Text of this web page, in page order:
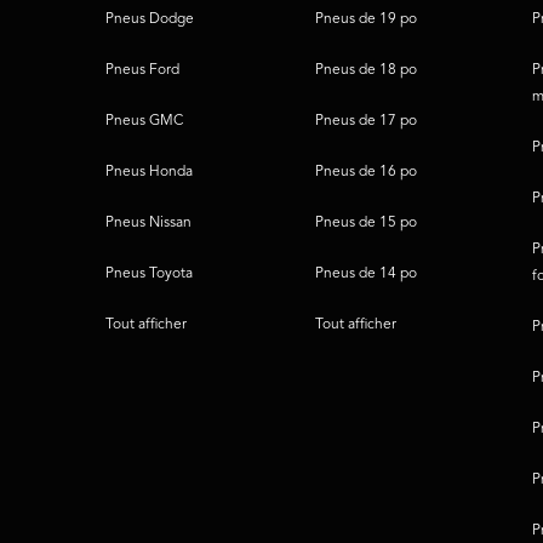
Pneus Dodge
Pneus Ford
Pneus GMC
Pneus Honda
Pneus Nissan
Pneus Toyota
Tout afficher
Pneus de 19 po
Pneus de 18 po
Pneus de 17 po
Pneus de 16 po
Pneus de 15 po
Pneus de 14 po
Tout afficher